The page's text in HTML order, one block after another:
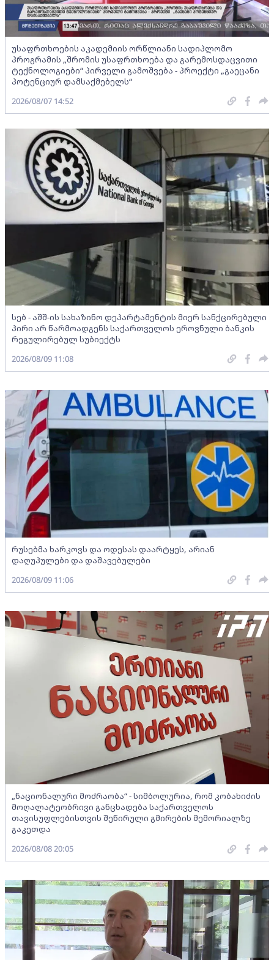
უსაფრთხოების აკადემიის ორწლიანი სადიპლომო
პროგრამის „შრომის უსაფრთხოება და გარემოსდაცვითი
ტექნოლოგიები“ პირველი გამოშვება - პროექტი „გაეცანი
პოტენციურ დამსაქმებელს“
2026/08/07 14:52
სებ - აშშ-ის სახაზინო დეპარტამენტის მიერ სანქცირებული
პირი არ წარმოადგენს საქართველოს ეროვნული ბანკის
რეგულირებულ სუბიექტს
2026/08/09 11:08
რუსებმა ხარკოვს და ოდესას დაარტყეს, არიან
დაღუპულები და დაშავებულები
2026/08/09 11:06
„ნაციონალური მოძრაობა“ - სიმბოლურია, რომ კობახიძის
მოღალატეობრივი განცხადება საქართველოს
თავისუფლებისთვის შეწირული გმირების მემორიალზე
გაკეთდა
2026/08/08 20:05